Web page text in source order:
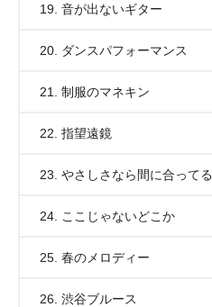
19. 音が出ないギター
20. ダンスパフォーマンス
21. 制服のマネキン
22. 指望遠鏡
23. やさしさなら間に合ってる
24. ここじゃないどこか
25. 春のメロディー
26. 渋谷ブルース